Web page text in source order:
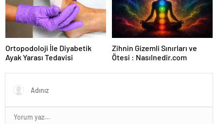
Ortopodoloji İle Diyabetik
Ayak Yarası Tedavisi
Zihnin Gizemli Sınırları ve
Ötesi : Nasılnedir.com